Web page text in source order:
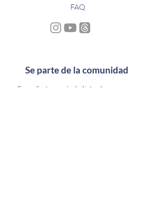
FAQ
Se parte de la comunidad
Suscríbete aquí a la lista de correos y